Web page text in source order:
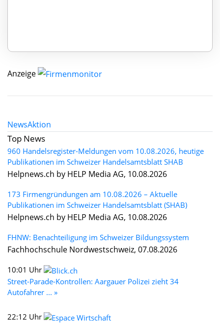
Anzeige
NewsAktion
Top News
960 Handelsregister-Meldungen vom 10.08.2026, heutige
Publikationen im Schweizer Handelsamtsblatt SHAB
Helpnews.ch by HELP Media AG, 10.08.2026
173 Firmengründungen am 10.08.2026 – Aktuelle
Publikationen im Schweizer Handelsamtsblatt (SHAB)
Helpnews.ch by HELP Media AG, 10.08.2026
FHNW: Benachteiligung im Schweizer Bildungssystem
Fachhochschule Nordwestschweiz, 07.08.2026
10:01 Uhr
Street-Parade-Kontrollen: Aargauer Polizei zieht 34
Autofahrer ... »
22:12 Uhr